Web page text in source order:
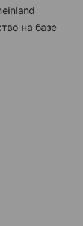
на базе